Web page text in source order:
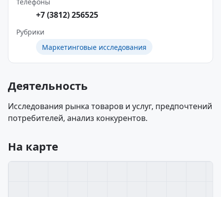
+7 (3812) 256525
Рубрики
Маркетинговые исследования
Деятельность
Исследования рынка товаров и услуг, предпочтений
потребителей, анализ конкурентов.
На карте